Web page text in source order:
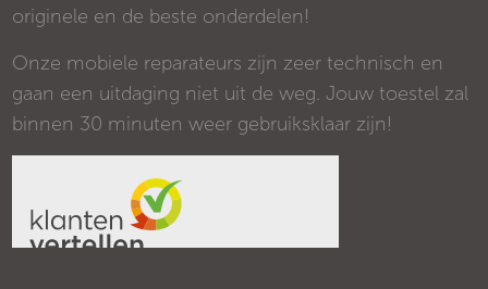
originele en de beste onderdelen!
Onze mobiele reparateurs zijn zeer technisch en
gaan een uitdaging niet uit de weg. Jouw toestel zal
binnen 30 minuten weer gebruiksklaar zijn!